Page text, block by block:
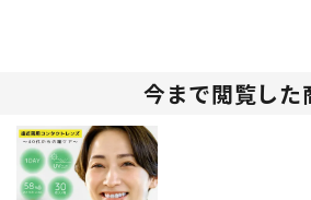
今まで閲覧した